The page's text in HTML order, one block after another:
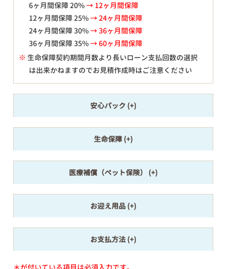
6ヶ月間保障 20%→ 12ヶ月間保障
12ヶ月間保障 25%→ 24ヶ月間保障
24ヶ月間保障 30%→ 36ヶ月間保障
36ヶ月間保障 35%→ 60ヶ月間保障
※ 生命保障契約期間月数より長いローン支払回数の選択
は出来かねますのでお見積作成時はご注意ください
安心パック
生命保障
医療補償（ペット保険）
お迎え用品
お支払方法